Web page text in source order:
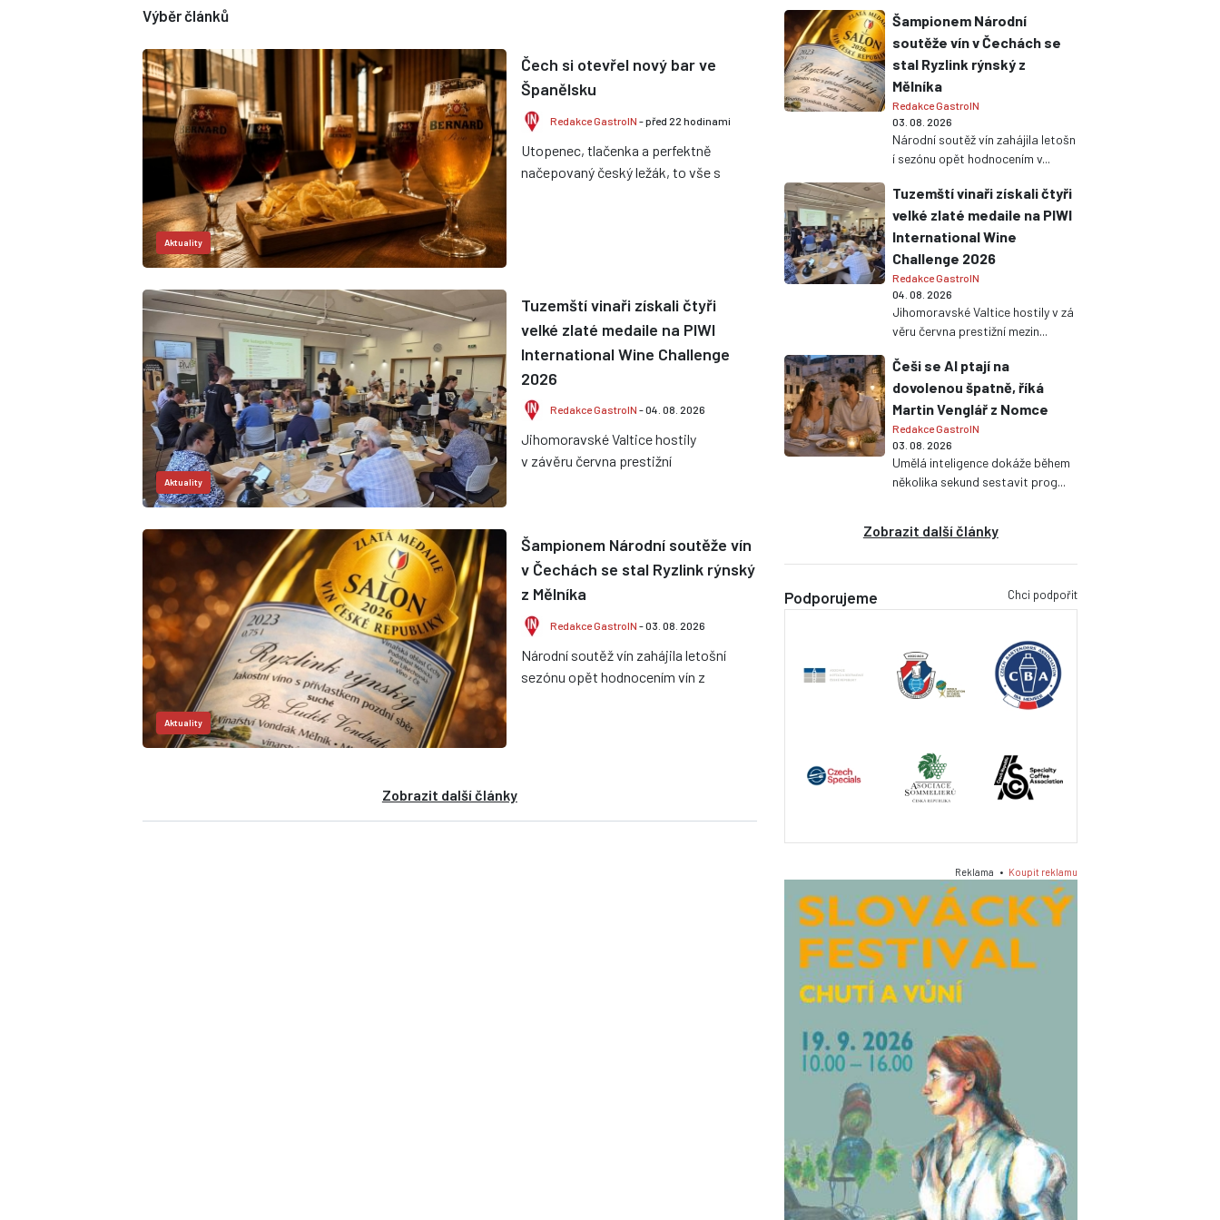
Výběr článků
Aktuality
Čech si otevřel nový bar ve
Španělsku
Redakce GastroIN - před 22 hodinami
Utopenec, tlačenka a perfektně
načepovaný český ležák, to vše s
Aktuality
Tuzemští vinaři získali čtyři
velké zlaté medaile na PIWI
International Wine Challenge
2026
Redakce GastroIN - 04. 08. 2026
Jihomoravské Valtice hostily
v závěru června prestižní
Aktuality
Šampionem Národní soutěže vín
v Čechách se stal Ryzlink rýnský
z Mělníka
Redakce GastroIN - 03. 08. 2026
Národní soutěž vín zahájila letošní
sezónu opět hodnocením vín z
Zobrazit další články
Šampionem Národní
soutěže vín v Čechách se
stal Ryzlink rýnský z
Mělníka
Redakce GastroIN
03. 08. 2026
Národní soutěž vín zahájila letošn
í sezónu opět hodnocením v...
Tuzemští vinaři získali čtyři
velké zlaté medaile na PIWI
International Wine
Challenge 2026
Redakce GastroIN
04. 08. 2026
Jihomoravské Valtice hostily v zá
věru června prestižní mezin...
Češi se AI ptají na
dovolenou špatně, říká
Martin Venglář z Nomce
Redakce GastroIN
03. 08. 2026
Umělá inteligence dokáže během
několika sekund sestavit prog...
Zobrazit další články
Podporujeme Chci podpořit
Reklama • Koupit reklamu